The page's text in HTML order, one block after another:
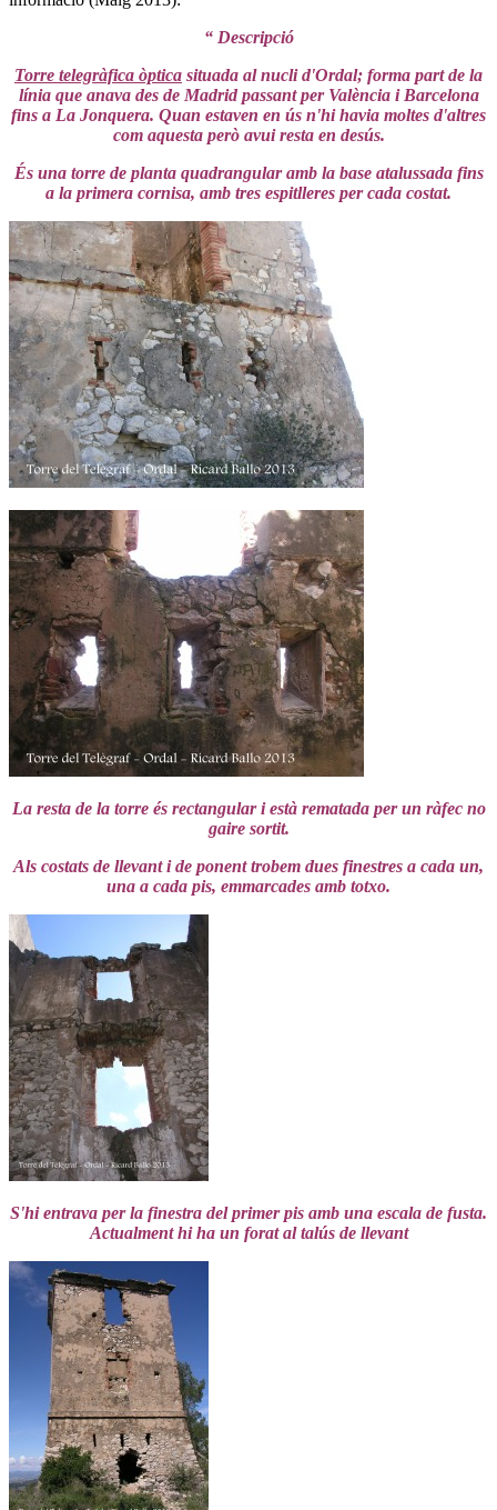
“ Descripció
Torre telegràfica òptica situada al nucli d'Ordal; forma part de la
línia que anava des de Madrid passant per València i Barcelona
fins a La Jonquera. Quan estaven en ús n'hi havia moltes d'altres
com aquesta però avui resta en desús.
És una torre de planta quadrangular amb la base atalussada fins
a la primera cornisa, amb tres espitlleres per cada costat.
La resta de la torre és rectangular i està rematada per un ràfec no
gaire sortit.
Als costats de llevant i de ponent trobem dues finestres a cada un,
una a cada pis, emmarcades amb totxo.
S'hi entrava per la finestra del primer pis amb una escala de fusta.
Actualment hi ha un forat al talús de llevant